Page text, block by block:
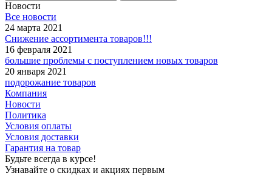
Новости
Все новости
24 марта 2021
Снижение ассортимента товаров!!!
16 февраля 2021
большие проблемы с поступлением новых товаров
20 января 2021
подорожание товаров
Компания
Новости
Политика
Условия оплаты
Условия доставки
Гарантия на товар
Будьте всегда в курсе!
Узнавайте о скидках и акциях первым